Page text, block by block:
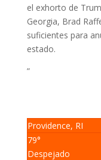
el exhorto de
Georgia, Brad
suficientes para
estado.
”
Providence, RI
79°
Despejado